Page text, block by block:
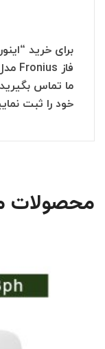
ما تماس
خود را ثبت
محصولات